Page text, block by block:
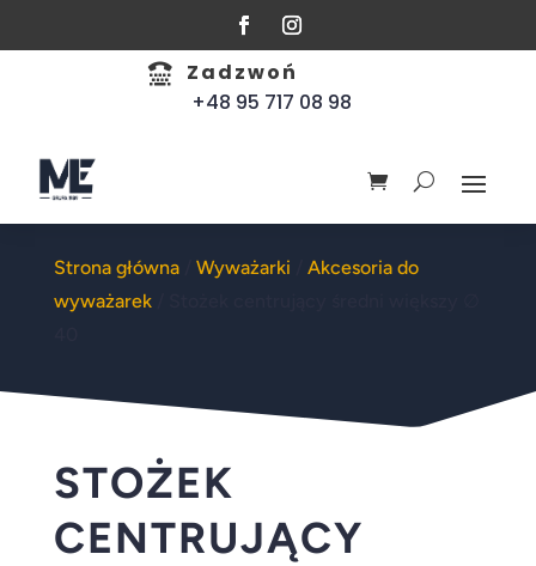

Zadzwoń
+48 95 717 08 98
Strona główna/ Wyważarki
Akcesoria do
wyważarek/ Stożek centrujący średni większy ∅
STOŻEK
CENTRUJĄCY